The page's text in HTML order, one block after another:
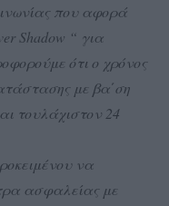
που αφορά
Shadow “ για
ότι ο χρόνος
με βα΄ση
τουλάχιστον 24
να
ασφαλείας με